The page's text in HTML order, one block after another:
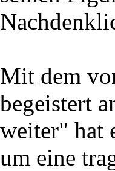
Mit dem
begeistert
weiter" hat
um eine